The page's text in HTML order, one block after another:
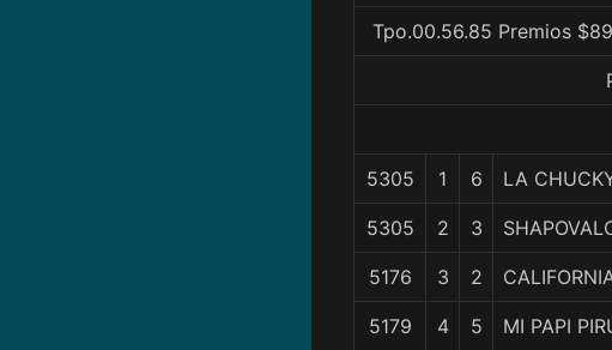
Tpo.00.56.85 Premios
5305 1 6 LA
5305 2 3
5176 3 2
5179 4 5 MI PAPI